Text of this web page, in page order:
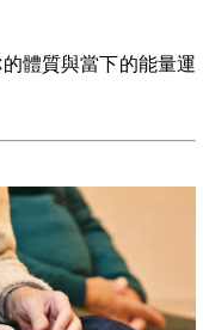
體質與當下的能量運